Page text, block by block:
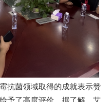
抗菌领域取得的成就表示赞
予了高度评价。据了解，艾